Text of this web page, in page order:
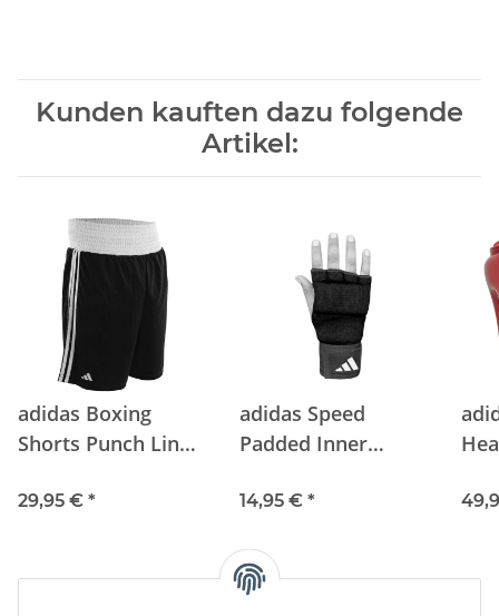
Kunden kauften dazu folgende
Artikel:
adidas Boxing
Shorts Punch Line
29,95 € *
adidas Speed
Padded Inner
14,95 € *